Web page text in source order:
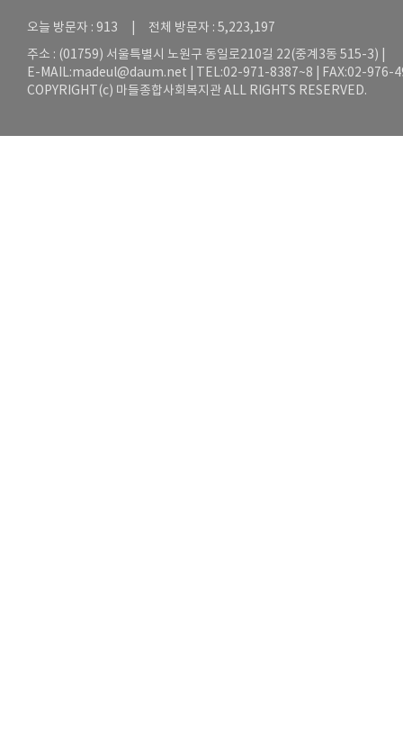
오늘 방문자 : 913 | 전체 방문자 : 5,223,197
주소 : (01759) 서울특별시 노원구 동일로210길 22(중계3동 515-3) |
E-MAIL:madeul@daum.net | TEL:02-971-8387~8 | FAX:02-976-
COPYRIGHT(c) 마들종합사회복지관 ALL RIGHTS RESERVED.